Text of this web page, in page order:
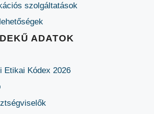
szolgáltatások
ADATOK
Etikai Kódex 2026